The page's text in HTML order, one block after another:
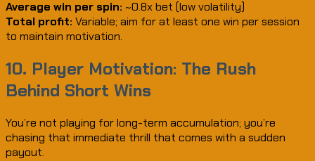
Average win per spin: ~0.8x bet (low volatility)
Total profit: Variable; aim for at least one win per session
to maintain motivation.
10. Player Motivation: The Rush
Behind Short Wins
You’re not playing for long-term accumulation; you’re
chasing that immediate thrill that comes with a sudden
payout.